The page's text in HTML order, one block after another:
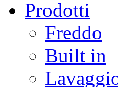
Prodotti
Freddo
Built in